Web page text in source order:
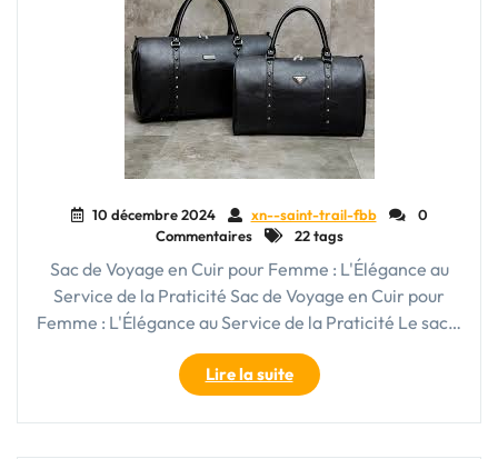
pour
vos
voyages"
10 décembre 2024 xn--saint-trail-fbb
0
Commentaires
22 tags
Sac de Voyage en Cuir pour Femme : L'Élégance au
Service de la Praticité Sac de Voyage en Cuir pour
Femme : L'Élégance au Service de la Praticité Le sac…
Lire la suite"Élégance
et
Praticité